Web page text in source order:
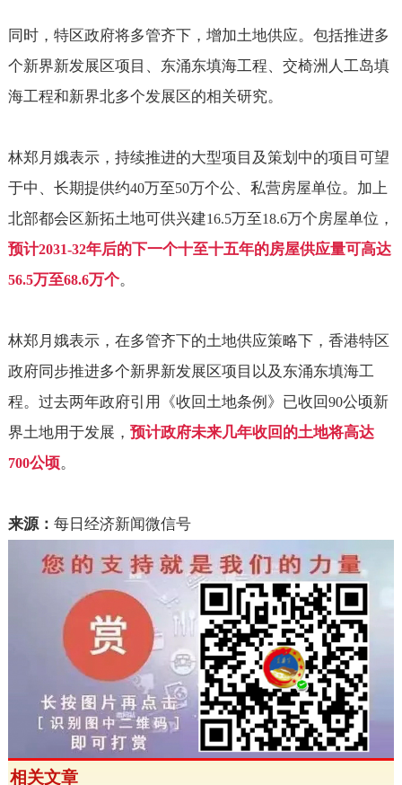
同时，特区政府将多管齐下，增加土地供应。包括推进多
个新界新发展区项目、东涌东填海工程、交椅洲人工岛填
海工程和新界北多个发展区的相关研究。
林郑月娥表示，持续推进的大型项目及策划中的项目可望
于中、长期提供约40万至50万个公、私营房屋单位。加上
北部都会区新拓土地可供兴建16.5万至18.6万个房屋单位，
预计2031-32年后的下一个十至十五年的房屋供应量可高达
56.5万至68.6万个。
林郑月娥表示，在多管齐下的土地供应策略下，香港特区
政府同步推进多个新界新发展区项目以及东涌东填海工
程。过去两年政府引用《收回土地条例》已收回90公顷新
界土地用于发展， 预计政府未来几年收回的土地将高达
700公顷。
来源： 每日经济新闻微信号
相关文章